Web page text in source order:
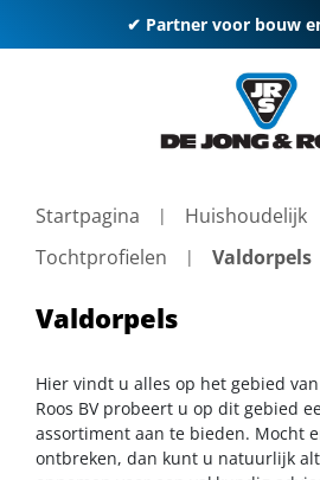
✔ Partner voor bouw
Startpagina
Huishoudelijk
Tochtprofielen
Valdorpels
Valdorpels
Hier vindt u alles op het gebied
Roos BV probeert u op dit gebied
assortiment aan te bieden. Mocht
ontbreken, dan kunt u natuurlijk